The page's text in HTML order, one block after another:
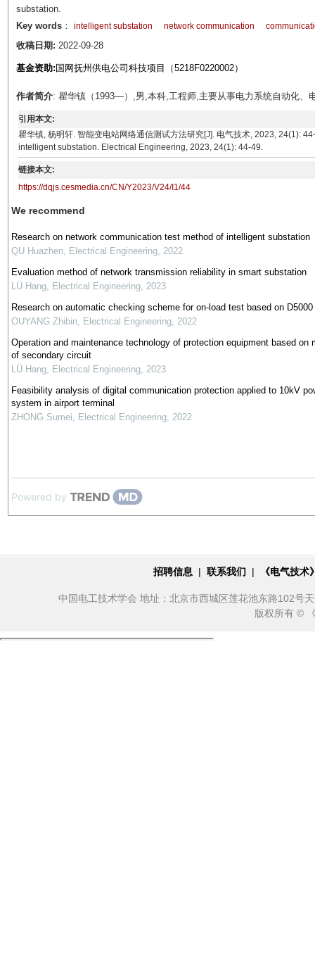
substation.
Key words： intelligent substation network communication
收稿日期: 2022-09-28
基金资助: 国网抚州供电公司科技项目（5218F0220002）
作者简介: 瞿华镇（1993—）,男,本科,工程师,主要从事电力系统自动化、
引用本文:
瞿华镇, 杨明轩. 智能变电站网络通信测试方法研究[J]. 电气技术, 2023, 24(1):
intelligent substation. Electrical Engineering, 2023, 24(1): 44-49.
链接本文:
https://dqjs.cesmedia.cn/CN/Y2023/V24/I1/44
We recommend
Research on network communication test method of intelligent substation
QU Huazhen, Electrical Engineering, 2022
Evaluation method of network transmission reliability in smart substation
LÜ Hang, Electrical Engineering, 2023
Research on automatic checking scheme for on-load test based on
OUYANG Zhibin, Electrical Engineering, 2022
Operation and maintenance technology of protection equipment based on
of secondary circuit
LÜ Hang, Electrical Engineering, 2023
Feasibility analysis of digital communication protection applied to 10kV
system in airport terminal
ZHONG Sumei, Electrical Engineering, 2022
Powered by
招聘信息 | 联系我们 | 《电气技
中国电工技术学会 地址：北京市西城区莲花池东路102号
版权所有 ©